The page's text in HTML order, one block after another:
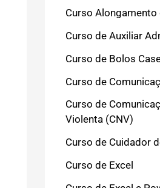
Curso Alongamento
Curso de Auxiliar
Curso de Bolos
Curso de
Curso de
Violenta (CNV)
Curso de Cuidador
Curso de Excel